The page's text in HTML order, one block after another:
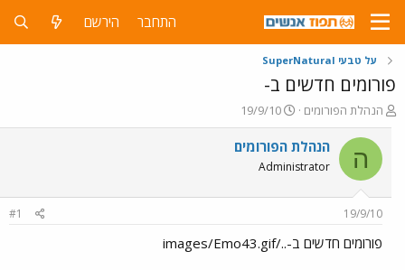
התחבר הירשם
על טבעי SuperNatural
פורומים חדשים ב-
פ
ו
ת
ח
ה
ו
ש
א
הנהלת הפורומים
פ
ו
ר
ם
ר
19/9/10
ה הנהלת הפורומים
Administrator
19/9/10
#1
פורומים חדשים ב-../images/Emo43.gif